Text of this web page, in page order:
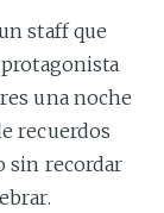
staff que
una noche
recuerdos
sin recordar